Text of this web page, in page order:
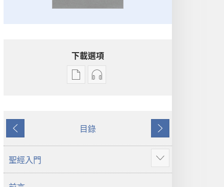
下載選項
電
物
錄
上
一
頁
目錄
下
一
頁
聖經入門
顯
示